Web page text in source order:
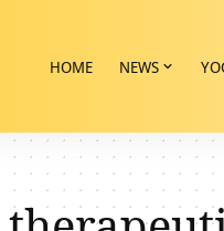
HOME NEWS